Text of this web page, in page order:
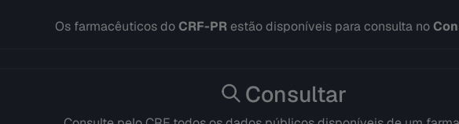
Os farmacêuticos doCRF-PRestão disponíveis para consulta no
Consultar